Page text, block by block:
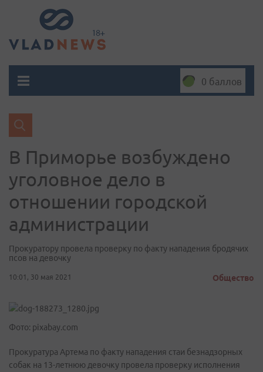
0 баллов
В Приморье возбуждено
уголовное дело в
отношении городской
администрации
Прокуратору провела проверку по факту нападения бродячих
псов на девочку
10:01, 30 мая 2021 Общество
Фото: pixabay.com
Прокуратура Артема по факту нападения стаи безнадзорных
собак на 13-летнюю девочку провела проверку исполнения